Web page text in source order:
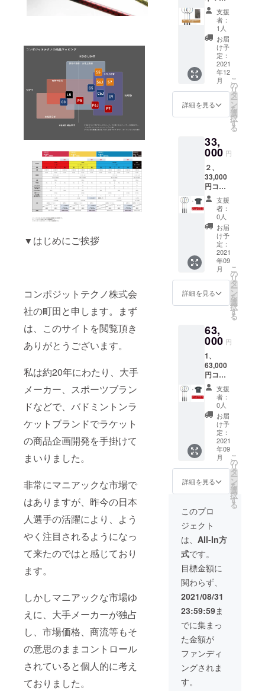
▼はじめにご挨拶
コンポジットテクノ株式会
社の町田と申します。まず
は、このサイトを閲覧頂き
ありがとうございます。
私は約20年にわたり、大手
メーカー、スポーツブラン
ドなどで、バドミントンラ
ケットブランドでラケット
の商品企画開発を手掛けて
まいりました。
非常にマニアックな市場で
はありますが、昨今の日本
人選手の活躍により、よう
やく注目されるようになっ
て来たのではと感じており
ます。
しかしマニアックな市場ゆ
えに、大手メーカーが独占
し、市場価格、商流等もそ
の意思のままコントロール
されていると個人的に考え
ておりました。
いた上
Made in
Japan
お好き
な1本＋
張り上
げ指定
※商品の
スペッ
クは2つ
い。 ※
デザイ
ンは4つ
目の画
像、左
から
P6J、
S6J、
C6Jと
なりま
す。
軸組布
金箔
シャフ
ト特別
日本製
ラケッ
ト：税
50,000
円 お好
みの機
種を弊
社現行
ナップ
より選
択いた
だき、
シャフ
トの巻
き上げ
から丁
寧に受
注生産
いたし
ます。
納品ま
で２、
３ヵ月
お時間
を頂戴
クは画
像2枚目
をご参
照くだ
さい。
※６軸組
布金箔
シャフ
トは、
画像1枚
目の右
部の金
箔シャ
フトを
巻き上
げたデ
ザイン
支援
者：
1人
お届
け予
定：
2021
年12
月
詳細を見る
こ
の
リ
タ
ー
ン
を
選
択
す
る
33,
000 円
２、
33,000
円コー
ス（税
込）：
通常
44,000
円のと
ころ
25%OF
F ラ
ケット
セレク
ターサ
イトで
オスス
ケット
を診断
させて
いただ
いた上
で、
Made in
Japan
お好き
な1本＋
張り上
げ指定
+ロゴT
シャツ
ブラッ
クエ
ディ
な1本＝
受注生
産、受
注後３
週間い
ただき
ます。
※スペッ
クは画
像2枚目
をご参
照くだ
さい。
※デザイ
ンは画
像1枚目
の左か
ら
支援
者：
0人
お届
け予
定：
2021
年09
月
詳細を見る
こ
の
リ
タ
ー
ン
を
選
択
す
る
63,
000 円
1、
63,000
円コー
ス（税
込）：
通常
85,800
のとこ
27%OF
F ラ
ケット
開発者
による
メール
にて現
在お使
いのラ
ケット
をお聞
きして
オスス
メをご
連絡の
上、ご
購入
（他社
ラケッ
トでも
構いま
せ
ん。）
Made in
Japan
支援
者：
0人
お届
け予
定：
2021
年09
月
詳細を見る
こ
の
リ
タ
ー
ン
を
選
択
す
る
このプロ
ジェクト
は、 All-In方
式です。
目標金額に
関わらず、
2021/08/31
23:59:59ま
でに集まっ
た金額が
ファンディ
ングされま
す。